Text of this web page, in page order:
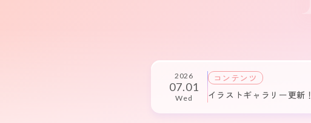
2026
07.01
Wed
コンテンツ
イラストギャラリー更新！